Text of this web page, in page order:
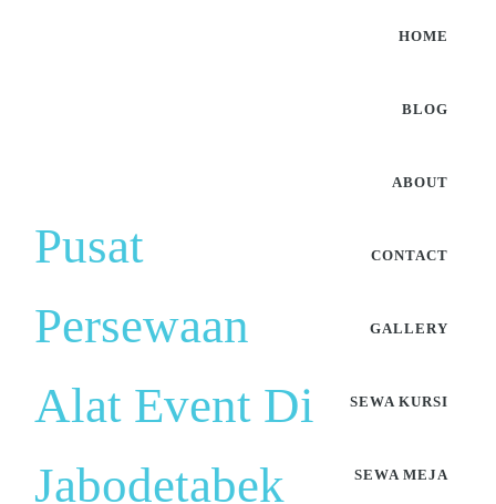
Pusat
Persewaan
Alat Event Di
Jabodetabek
HOME
BLOG
ABOUT
CONTACT
GALLERY
SEWA KURSI
SEWA MEJA